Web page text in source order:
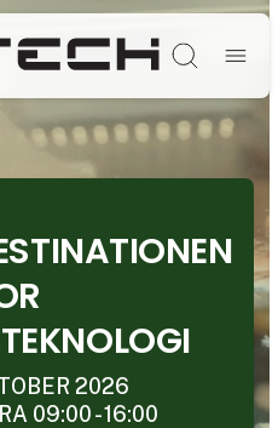
Søg
2026
09:00 - 16:00